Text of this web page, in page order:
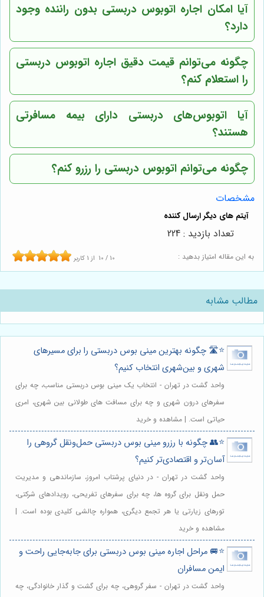
آیا امکان اجاره اتوبوس دربستی بدون راننده وجود
دارد؟
چگونه می‌توانم قیمت دقیق اجاره اتوبوس دربستی
را استعلام کنم؟
آیا اتوبوس‌های دربستی دارای بیمه مسافرتی
هستند؟
چگونه می‌توانم اتوبوس دربستی را رزرو کنم؟
مشخصات
به این مقاله امتیاز بدهید : 10 / 10 از 1 کاربر
تعداد بازدید : 224
مطالب مشابه
⭐️🛣️ چگونه بهترین مینی بوس دربستی را برای مسیرهای
شهری و بین‌شهری انتخاب کنیم؟
واحد گشت در تهران - انتخاب یک مینی بوس دربستی مناسب، چه برای
سفرهای درون شهری و چه برای مسافت های طولانی بین شهری، امری
حیاتی است. | مشاهده و خرید
⭐️👥 چگونه با رزرو مینی بوس دربستی حمل‌ونقل گروهی را
آسان‌تر و اقتصادی‌تر کنیم؟
واحد گشت در تهران - در دنیای پرشتاب امروز، سازماندهی و مدیریت
حمل ونقل برای گروه ها، چه برای سفرهای تفریحی، رویدادهای شرکتی،
تورهای زیارتی یا هر تجمع دیگری، همواره چالشی کلیدی بوده است. |
مشاهده و خرید
⭐️🚐 مراحل اجاره مینی بوس دربستی برای جابه‌جایی راحت و
ایمن مسافران
واحد گشت در تهران - سفر گروهی، چه برای گشت و گذار خانوادگی، چه